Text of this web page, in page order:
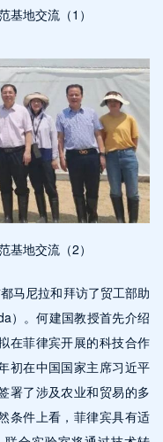
基地交流（1）
基地交流（2）
马尼拉和拜访了贸工部助
）。何建国教授首先介绍
在菲律宾开展的科技合作
初在中国国家主席习近平
署了涉及农业和贸易的多
条件上看，菲律宾具有适